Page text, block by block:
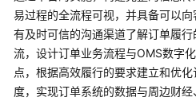
数
产
品
企
划
易过程的全流程可视，并具备可以
有及时可信的沟通渠道了解订单履
流，设计订单业务流程与OMS数字
点，根据高效履行的要求建立和优
度，实现订单系统的数据与周边财经